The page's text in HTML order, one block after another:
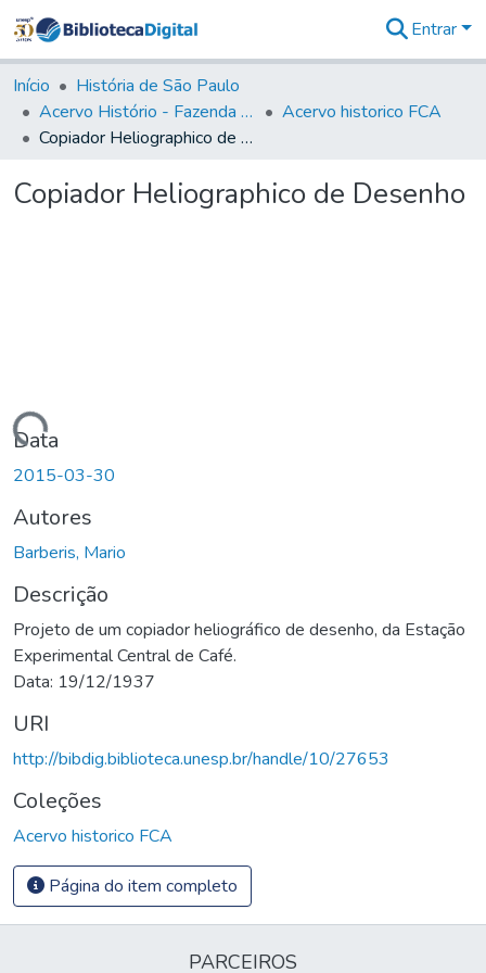
&
Coleções
Tudo na
Biblioteca
Estatísticas
Entrar
Início
História de São Paulo
Acervo Histório - Fazenda Lageado
Acervo historico FCA
Copiador Heliographico de Desenho
Copiador Heliographico de Desenho
Carregando...
Data
2015-03-30
Autores
Barberis, Mario
Descrição
Projeto de um copiador heliográfico de desenho, da Estação
Experimental Central de Café.
Data: 19/12/1937
URI
http://bibdig.biblioteca.unesp.br/handle/10/27653
Coleções
Acervo historico FCA
Página do item completo
PARCEIROS